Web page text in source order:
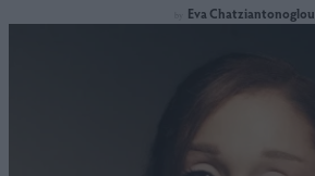
Eva Chatziantonoglou